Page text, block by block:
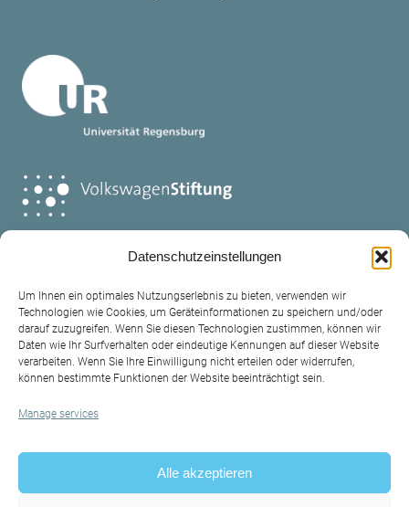
Datenschutzeinstellungen
Um Ihnen ein optimales Nutzungserlebnis zu bieten, verwenden wir
Technologien wie Cookies, um Geräteinformationen zu speichern und/oder
darauf zuzugreifen. Wenn Sie diesen Technologien zustimmen, können wir
Daten wie Ihr Surfverhalten oder eindeutige Kennungen auf dieser Website
verarbeiten. Wenn Sie Ihre Einwilligung nicht erteilen oder widerrufen,
können bestimmte Funktionen der Website beeinträchtigt sein.
Manage services
Alle akzeptieren
Contact